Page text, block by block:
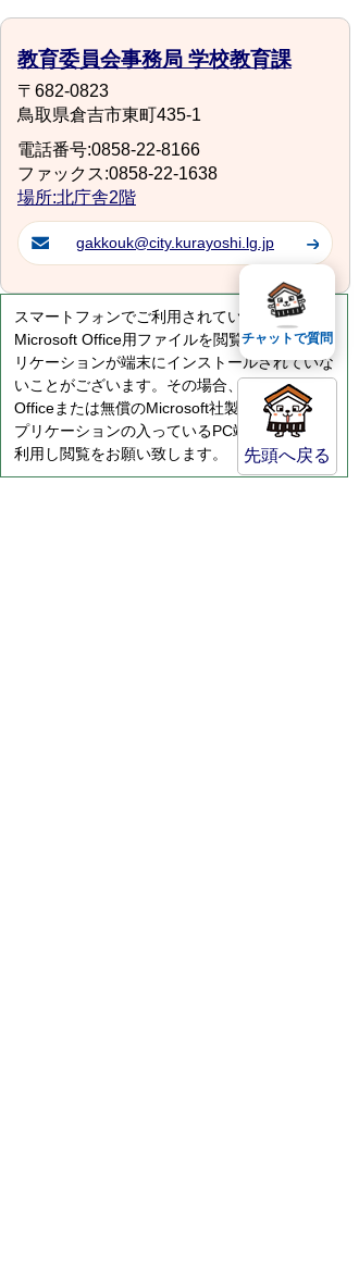
教育委員会事務局 学校教育課
〒682-0823
鳥取県倉吉市東町435-1
電話番号:0858-22-8166
ファックス:0858-22-1638
場所:北庁舎2階
gakkouk@city.kurayoshi.lg.jp
スマートフォンでご利用されている場合、
Microsoft Office用ファイルを閲覧できるアプ
リケーションが端末にインストールされていな
いことがございます。その場合、Microsoft
Officeまたは無償のMicrosoft社製ビューアーア
プリケーションの入っているPC端末などをご
利用し閲覧をお願い致します。
先頭へ戻る
チャットで質問